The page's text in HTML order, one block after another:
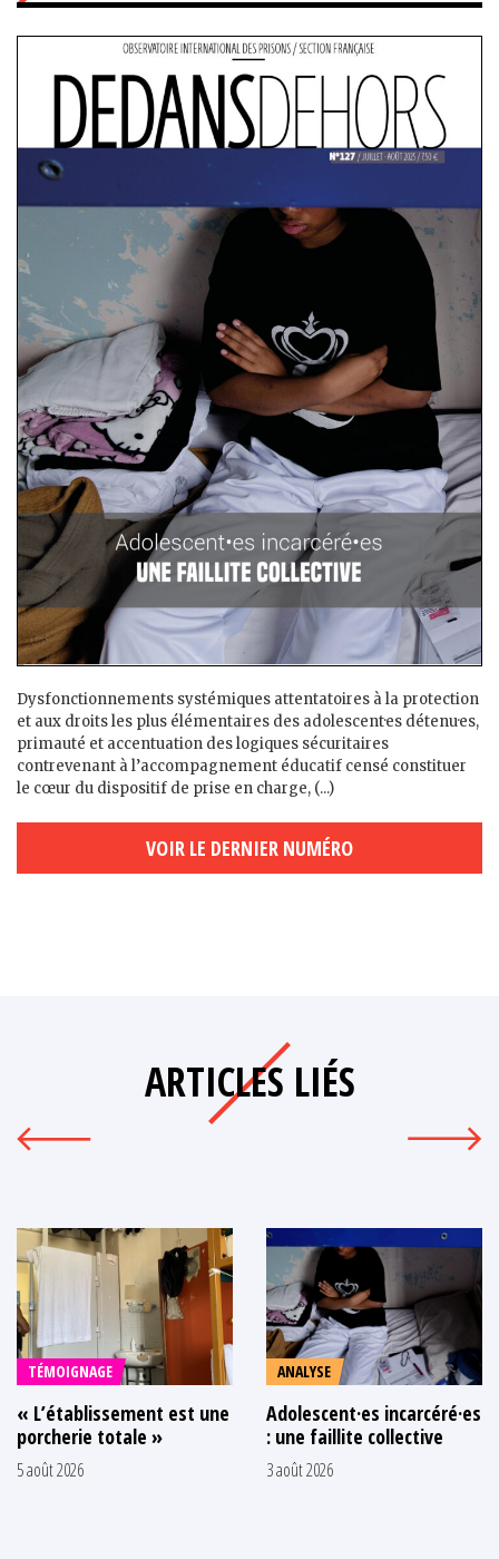
Dysfonctionnements systémiques attentatoires à la protection
et aux droits les plus élémentaires des adolescent·es détenu·es,
primauté et accentuation des logiques sécuritaires
contrevenant à l’accompagnement éducatif censé constituer
le cœur du dispositif de prise en charge, (...)
VOIR LE DERNIER NUMÉRO
ARTICLES LIÉS
TÉMOIGNAGE
« L’établissement est une
porcherie totale »
5 août 2026
ANALYSE
Adolescent·es incarcéré·es
: une faillite collective
3 août 2026